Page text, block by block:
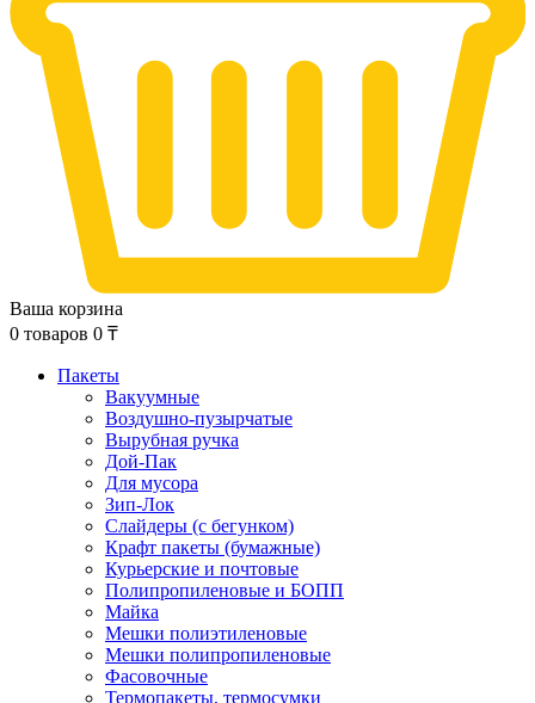
Ваша корзина
0 товаров 0 ₸
Пакеты
Вакуумные
Воздушно-пузырчатые
Вырубная ручка
Дой-Пак
Для мусора
Зип-Лок
Слайдеры (с бегунком)
Крафт пакеты (бумажные)
Курьерские и почтовые
Полипропиленовые и БОПП
Майка
Мешки полиэтиленовые
Мешки полипропиленовые
Фасовочные
Термопакеты, термосумки